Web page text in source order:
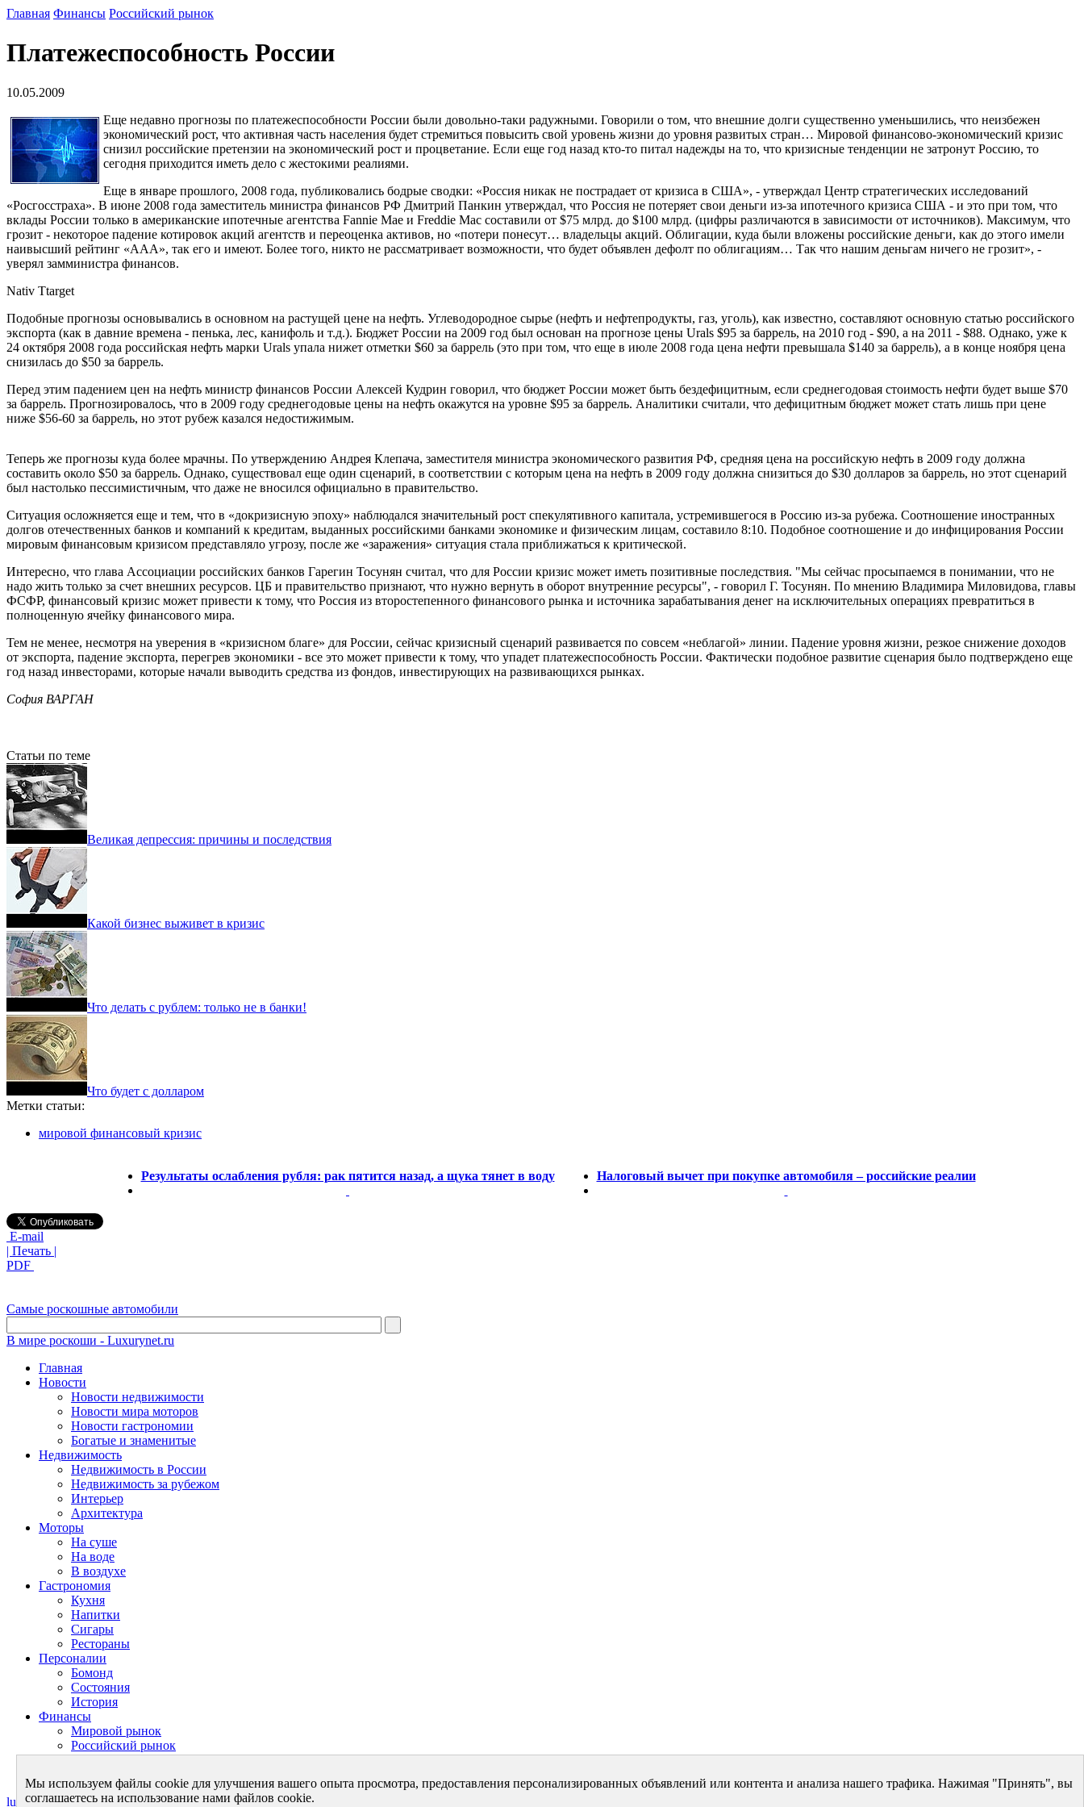
Главная Финансы Российский рынок
Платежеспособность России
10.05.2009
Еще недавно прогнозы по платежеспособности России были довольно-таки радужными. Говорили о том, что внешние долги существенно уменьшились, что неизбежен
экономический рост, что активная часть населения будет стремиться повысить свой уровень жизни до уровня развитых стран… Мировой финансово-экономический кризис
снизил российские претензии на экономический рост и процветание. Если еще год назад кто-то питал надежды на то, что кризисные тенденции не затронут Россию, то
сегодня приходится иметь дело с жестокими реалиями.
Еще в январе прошлого, 2008 года, публиковались бодрые сводки: «Россия никак не пострадает от кризиса в США», - утверждал Центр стратегических исследований
«Росгосстраха». В июне 2008 года заместитель министра финансов РФ Дмитрий Панкин утверждал, что Россия не потеряет свои деньги из-за ипотечного кризиса США - и это при том, что
вклады России только в американские ипотечные агентства Fannie Mae и Freddie Mac составили от $75 млрд. до $100 млрд. (цифры различаются в зависимости от источников). Максимум, что
грозит - некоторое падение котировок акций агентств и переоценка активов, но «потери понесут… владельцы акций. Облигации, куда были вложены российские деньги, как до этого имели
наивысший рейтинг «ААА», так его и имеют. Более того, никто не рассматривает возможности, что будет объявлен дефолт по облигациям… Так что нашим деньгам ничего не грозит», -
уверял замминистра финансов.
Nativ Ttarget
Подобные прогнозы основывались в основном на растущей цене на нефть. Углеводородное сырье (нефть и нефтепродукты, газ, уголь), как известно, составляют основную статью российского
экспорта (как в давние времена - пенька, лес, канифоль и т.д.). Бюджет России на 2009 год был основан на прогнозе цены Urals $95 за баррель, на 2010 год - $90, а на 2011 - $88. Однако, уже к
24 октября 2008 года российская нефть марки Urals упала нижет отметки $60 за баррель (это при том, что еще в июле 2008 года цена нефти превышала $140 за баррель), а в конце ноября цена
снизилась до $50 за баррель.
Перед этим падением цен на нефть министр финансов России Алексей Кудрин говорил, что бюджет России может быть бездефицитным, если среднегодовая стоимость нефти будет выше $70
за баррель. Прогнозировалось, что в 2009 году среднегодовые цены на нефть окажутся на уровне $95 за баррель. Аналитики считали, что дефицитным бюджет может стать лишь при цене
ниже $56-60 за баррель, но этот рубеж казался недостижимым.
Теперь же прогнозы куда более мрачны. По утверждению Андрея Клепача, заместителя министра экономического развития РФ, средняя цена на российскую нефть в 2009 году должна
составить около $50 за баррель. Однако, существовал еще один сценарий, в соответствии с которым цена на нефть в 2009 году должна снизиться до $30 долларов за баррель, но этот сценарий
был настолько пессимистичным, что даже не вносился официально в правительство.
Ситуация осложняется еще и тем, что в «докризисную эпоху» наблюдался значительный рост спекулятивного капитала, устремившегося в Россию из-за рубежа. Соотношение иностранных
долгов отечественных банков и компаний к кредитам, выданных российскими банками экономике и физическим лицам, составило 8:10. Подобное соотношение и до инфицирования России
мировым финансовым кризисом представляло угрозу, после же «заражения» ситуация стала приближаться к критической.
Интересно, что глава Ассоциации российских банков Гарегин Тосунян считал, что для России кризис может иметь позитивные последствия. "Мы сейчас просыпаемся в понимании, что не
надо жить только за счет внешних ресурсов. ЦБ и правительство признают, что нужно вернуть в оборот внутренние ресурсы", - говорил Г. Тосунян. По мнению Владимира Миловидова, главы
ФСФР, финансовый кризис может привести к тому, что Россия из второстепенного финансового рынка и источника зарабатывания денег на исключительных операциях превратиться в
полноценную ячейку финансового мира.
Тем не менее, несмотря на уверения в «кризисном благе» для России, сейчас кризисный сценарий развивается по совсем «неблагой» линии. Падение уровня жизни, резкое снижение доходов
от экспорта, падение экспорта, перегрев экономики - все это может привести к тому, что упадет платежеспособность России. Фактически подобное развитие сценария было подтверждено еще
год назад инвесторами, которые начали выводить средства из фондов, инвестирующих на развивающихся рынках.
София ВАРГАН
Статьи по теме
Великая депрессия: причины и последствия
Какой бизнес выживет в кризис
Что делать с рублем: только не в банки!
Что будет с долларом
Метки статьи:
мировой финансовый кризис
Результаты ослабления рубля: рак пятится назад, а щука тянет в воду Налоговый вычет при покупке автомобиля – российские реалии
E-mail
| Печать |
PDF
Самые роскошные автомобили
В мире роскоши - Luxurynet.ru
Главная
Новости
Новости недвижимости
Новости мира моторов
Новости гастрономии
Богатые и знаменитые
Недвижимость
Недвижимость в России
Недвижимость за рубежом
Интерьер
Архитектура
Моторы
На суше
На воде
В воздухе
Гастрономия
Кухня
Напитки
Сигары
Рестораны
Персоналии
Бомонд
Состояния
История
Финансы
Мировой рынок
Российский рынок
Личный бюджет
luxurynet.ru - в мире роскоши
Мы используем файлы cookie для улучшения вашего опыта просмотра, предоставления персонализированных объявлений или контента и анализа нашего трафика. Нажимая "Принять", вы
соглашаетесь на использование нами файлов cookie.